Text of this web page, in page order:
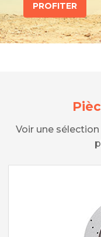
PROFITER
Voir une